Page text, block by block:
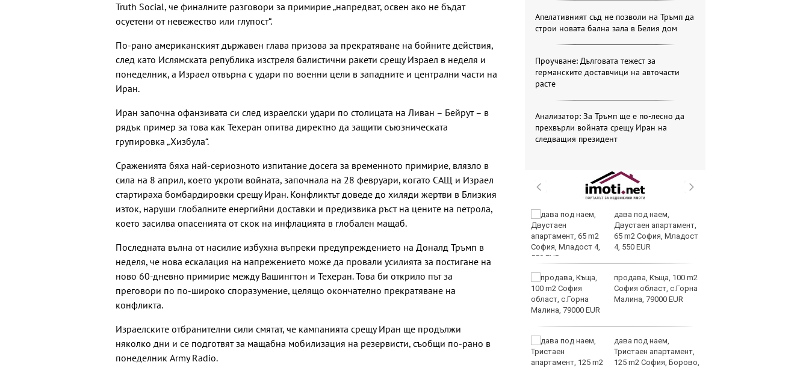
Truth Social, че финалните разговори за примирие „напредват, освен ако не бъдат
осуетени от невежество или глупост“.
По-рано американският държавен глава призова за прекратяване на бойните действия,
след като Ислямската република изстреля балистични ракети срещу Израел в неделя и
понеделник, а Израел отвърна с удари по военни цели в западните и централни части на
Иран.
Иран започна офанзивата си след израелски удари по столицата на Ливан – Бейрут – в
рядък пример за това как Техеран опитва директно да защити съюзническата
групировка „Хизбула“.
Сраженията бяха най-сериозното изпитание досега за временното примирие, влязло в
сила на 8 април, което укроти войната, започнала на 28 февруари, когато САЩ и Израел
стартираха бомбардировки срещу Иран. Конфликтът доведе до хиляди жертви в Близкия
изток, наруши глобалните енергийни доставки и предизвика ръст на цените на петрола,
което засилва опасенията от скок на инфлацията в глобален мащаб.
Последната вълна от насилие избухна въпреки предупреждението на Доналд Тръмп в
неделя, че нова ескалация на напрежението може да провали усилията за постигане на
ново 60-дневно примирие между Вашингтон и Техеран. Това би открило път за
преговори по по-широко споразумение, целящо окончателно прекратяване на
конфликта.
Израелските отбранителни сили смятат, че кампанията срещу Иран ще продължи
няколко дни и се подготвят за мащабна мобилизация на резервисти, съобщи по-рано в
понеделник Army Radio.
Апелативният съд не позволи на Тръмп да
строи новата бална зала в Белия дом
Проучване: Дълговата тежест за
германските доставчици на авточасти
расте
Анализатор: За Тръмп ще е по-лесно да
прехвърли войната срещу Иран на
следващия президент
Двоен ръст на
Варненско
Вечерен крос ще се
проведе тази събота в
Тази събота: откриват
ловния сезон за
дава под наем,
Двустаен апартамент,
65 m2 София, Младост
4, 550 EUR
продава, Къща, 100 m2
София област, с.Горна
Малина, 79000 EUR
дава под наем,
Тристаен апартамент,
125 m2 София, Борово,